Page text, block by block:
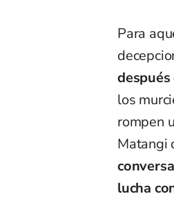
Para
los
rompen
Matangi
lucha